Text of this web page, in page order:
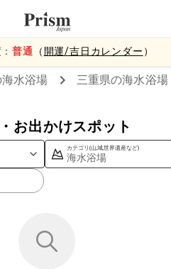
普通 （ 開運/吉日カレンダー ）
水浴場 三重県の海水浴場
お出かけスポット
カテゴリ(山,城,世界遺産など)
海水浴場